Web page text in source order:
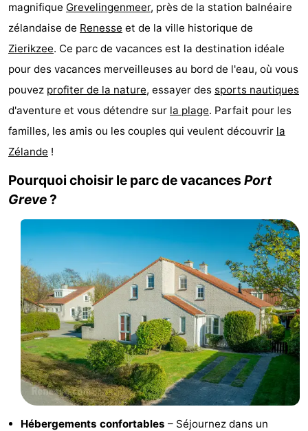
d'hôtes
Chaumières
-
Buitenheem
-
De
-
Duinoord
Ginsterveld
Julianahoeve
-
Livingstone
Port
Greve
Port
Zélande
Resort
Haamstede
Résidence
Hof
Schouwen
Schouwse
-
magnifique Grevelingenmeer, près de la station balnéaire
zélandaise de Renesse et de la ville historique de
Zierikzee. Ce parc de vacances est la destination idéale
pour des vacances merveilleuses au bord de l'eau, où vous
pouvez profiter de la nature, essayer des sports nautiques
d'aventure et vous détendre sur la plage. Parfait pour les
familles, les amis ou les couples qui veulent découvrir la
Zélande !
Pourquoi choisir le parc de vacances Port
Greve?
Hébergements confortables – Séjournez dans un